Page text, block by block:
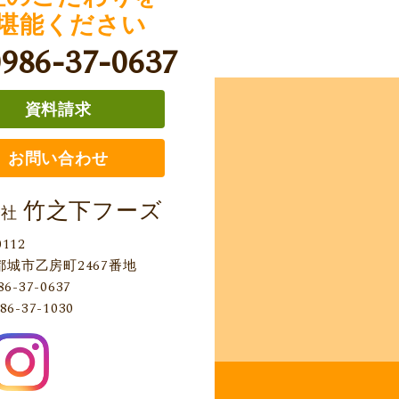
能ください
37-0637
資料請求
お問い合わせ
竹之下フーズ
城市乙房町2467番地
37-0637
37-1030